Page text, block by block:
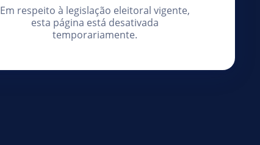
Em respeito à legislação eleitoral vigente,
esta página está desativada
temporariamente.